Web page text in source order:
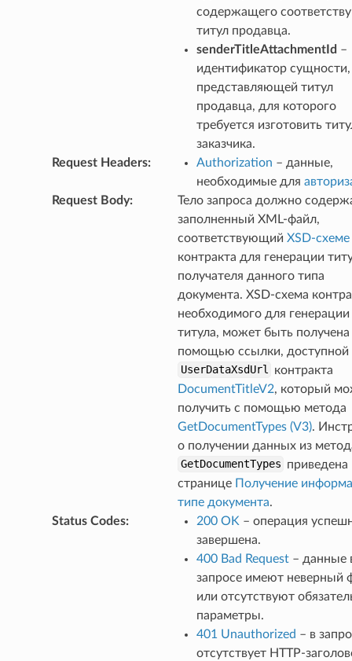
содержащего
титул продавца.
senderTitleAttachmentId –
идентификатор сущности,
представляющей титул
продавца, для которого
требуется изготовить
заказчика.
Request Headers: Authorization – данные,
необходимые для
Request Body:
Тело запроса должно
заполненный XML-файл,
соответствующий XSD-схеме
контракта для генерации
получателя данного типа
документа. XSD-схема
необходимого для генерации
титула, может быть получена
помощью ссылки, доступной
UserDataXsdUrl контракта
DocumentTitleV2, который
получить с помощью метода
GetDocumentTypes (V3).
о получении данных из
GetDocumentTypes приведена
странице Получение
типе документа.
Status Codes: 200 OK – операция
завершена.
400 Bad Request– данные
запросе имеют неверный
или отсутствуют
параметры.
401 Unauthorized – в
отсутствует HTTP-